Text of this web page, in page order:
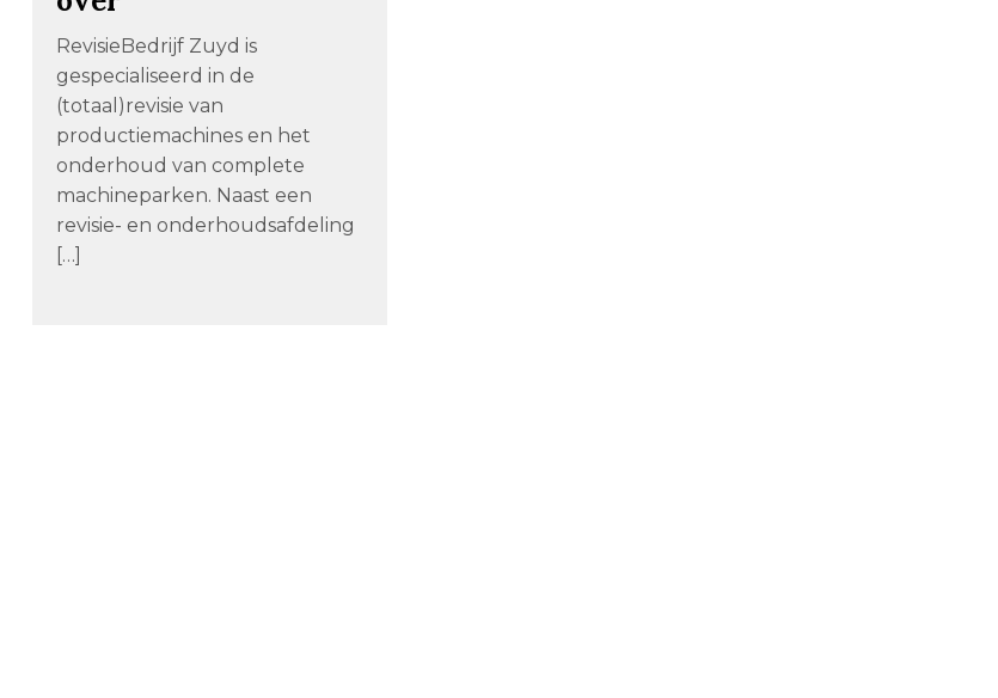
RevisieBedrijf Zuyd is
gespecialiseerd in de
(totaal)revisie van
productiemachines en het
onderhoud van complete
machineparken. Naast een
revisie- en onderhoudsafdeling
[…]